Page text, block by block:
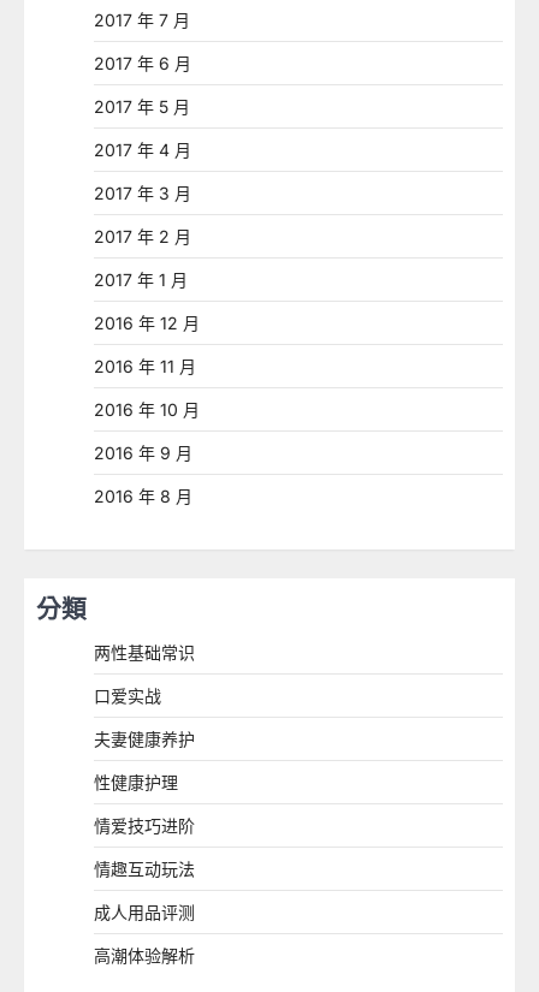
2017 年 7 月
2017 年 6 月
2017 年 5 月
2017 年 4 月
2017 年 3 月
2017 年 2 月
2017 年 1 月
2016 年 12 月
2016 年 11 月
2016 年 10 月
2016 年 9 月
2016 年 8 月
分類
两性基础常识
口爱实战
夫妻健康养护
性健康护理
情爱技巧进阶
情趣互动玩法
成人用品评测
高潮体验解析